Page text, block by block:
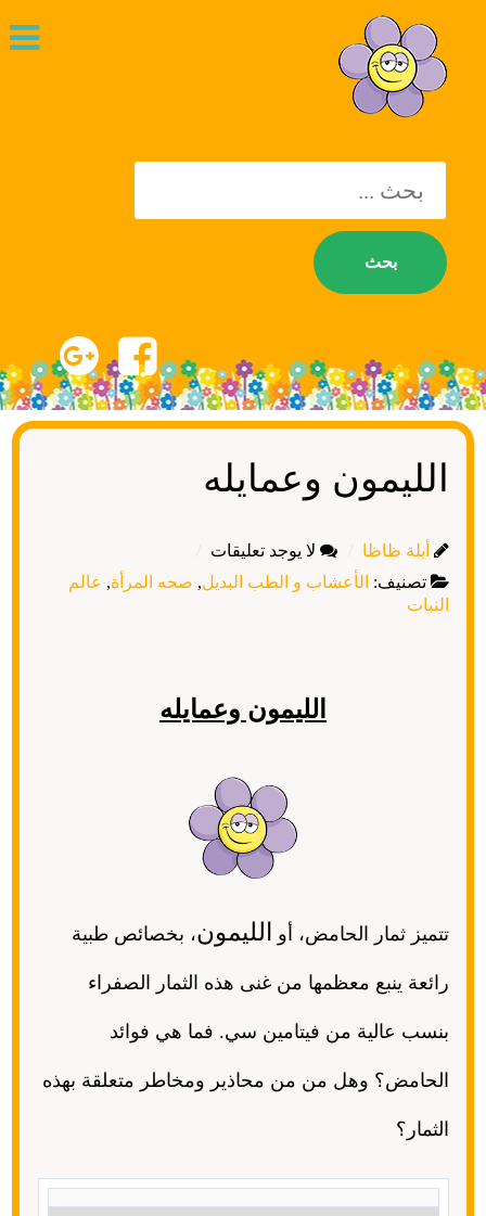
عن:
الليمون وعمايله
أبلة ظاظا
لا يوجد تعليقات
تصنيف: الأعشاب و الطب البديل, صحه المرأة, عالم
النبات
الليمون وعمايله
تتميز ثمار الحامض، أو الليمون، بخصائص طبية
رائعة ينبع معظمها من غنى هذه الثمار الصفراء
بنسب عالية من فيتامين سي. فما هي فوائد
الحامض؟ وهل من من محاذير ومخاطر متعلقة بهذه
الثمار؟